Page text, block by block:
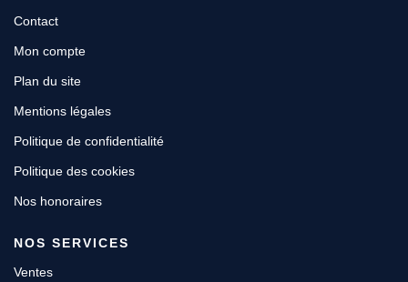
Contact
Mon compte
Plan du site
Mentions légales
Politique de confidentialité
Politique des cookies
Nos honoraires
NOS SERVICES
Ventes